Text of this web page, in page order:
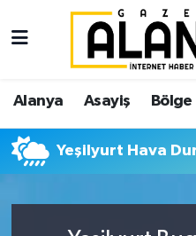
Alanya Asayiş Bölge
Yeşilyurt Hava
Alanya
Asayiş
Bölge
Siyaset
İstanbul Nöbetçi
İstanbul Hava Durumu
İstanbul Trafik
Süper Lig Puan